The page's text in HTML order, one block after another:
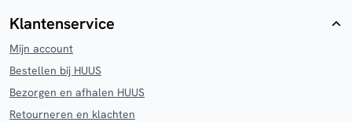
Klantenservice
Mijn account
Bestellen bij HUUS
Bezorgen en afhalen HUUS
Retourneren en klachten